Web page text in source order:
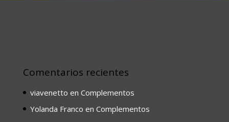
Comentarios recientes
viavenetto en Complementos
Yolanda Franco en Complementos